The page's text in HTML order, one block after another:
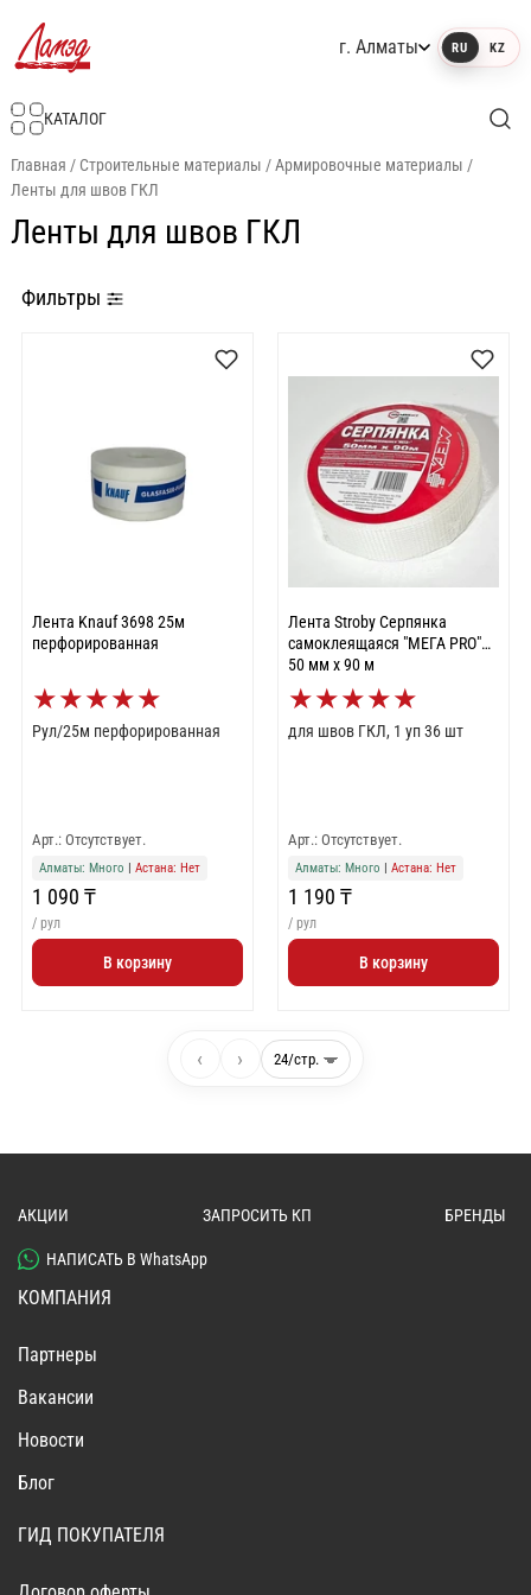
г. Алматы RU KZ
КАТАЛОГ
Главная / Строительные материалы /Армировочные материалы /
Ленты для швов ГКЛ
Ленты для швов ГКЛ
Фильтры
Лента Knauf 3698 25м
перфорированная
★★★★★
Рул/25м перфорированная
Арт.: Отсутствует.
Алматы: Много Астана: Нет
1 090 ₸
/ рул
В корзину
Лента Stroby Серпянка
самоклеящаяся "МЕГА PRO"
50 мм x 90 м
★★★★★
для швов ГКЛ, 1 уп 36 шт
Арт.: Отсутствует.
Алматы: Много Астана: Нет
1 190 ₸
/ рул
В корзину
‹ ›
АКЦИИ ЗАПРОСИТЬ КП БРЕНДЫ
НАПИСАТЬ В WhatsApp
КОМПАНИЯ
Партнеры
Вакансии
Новости
Блог
ГИД ПОКУПАТЕЛЯ